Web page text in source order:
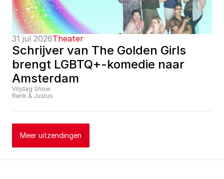
31 jul 2026Theater
Schrijver van The Golden Girls
brengt LGBTQ+-komedie naar
Amsterdam
Vrijdag Show
Renk & Justus
Meer uitzendingen